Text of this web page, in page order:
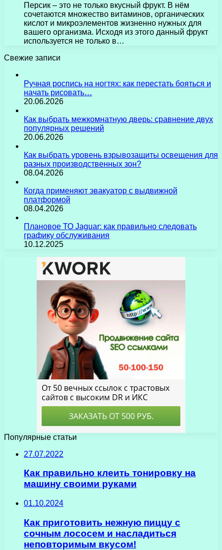
Персик – это не только вкусный фрукт. В нём
сочетаются множество витаминов, органических
кислот и микроэлементов жизненно нужных для
вашего организма. Исходя из этого данный фрукт
используется не только в…
Свежие записи
Ручная роспись на ногтях: как перестать бояться и
начать рисовать…
20.06.2026
Как выбрать межкомнатную дверь: сравнение двух
популярных решений
20.06.2026
Как выбрать уровень взрывозащиты освещения для
разных производственных зон?
08.04.2026
Когда применяют эвакуатор с выдвижной
платформой
08.04.2026
Плановое ТО Jaguar: как правильно следовать
графику обслуживания
10.12.2025
Популярные статьи
27.07.2022
Как правильно клеить тонировку на
машину своими руками
01.10.2024
Как приготовить нежную пиццу с
сочным лососем и насладиться
неповторимым вкусом!